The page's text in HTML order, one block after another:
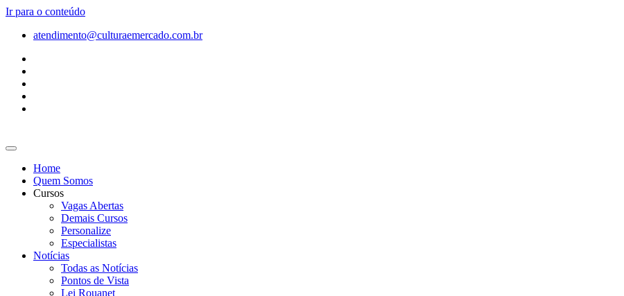
Ir para o conteúdo
atendimento@culturaemercado.com.br
Home
Quem Somos
Cursos
Vagas Abertas
Demais Cursos
Personalize
Especialistas
Notícias
Todas as Notícias
Pontos de Vista
Lei Rouanet